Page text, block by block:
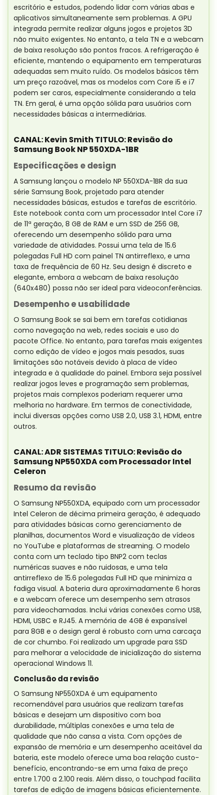
escritório e estudos, podendo lidar com várias abas e
aplicativos simultaneamente sem problemas. A GPU
integrada permite realizar alguns jogos e projetos 3D
não muito exigentes. No entanto, a tela TN e a webcam
de baixa resolução são pontos fracos. A refrigeração é
eficiente, mantendo o equipamento em temperaturas
adequadas sem muito ruído. Os modelos básicos têm
um preço razoável, mas os modelos com Core i5 e i7
podem ser caros, especialmente considerando a tela
TN. Em geral, é uma opção sólida para usuários com
necessidades básicas a intermediárias.
CANAL: Kevin Smith TITULO: Revisão do
Samsung Book NP 550XDA-1BR
Especificações e design
A Samsung lançou o modelo NP 550XDA-1BR da sua
série Samsung Book, projetado para atender
necessidades básicas, estudos e tarefas de escritório.
Este notebook conta com um processador Intel Core i7
de 11ª geração, 8 GB de RAM e um SSD de 256 GB,
oferecendo um desempenho sólido para uma
variedade de atividades. Possui uma tela de 15.6
polegadas Full HD com painel TN antirreflexo, e uma
taxa de frequência de 60 Hz. Seu design é discreto e
elegante, embora a webcam de baixa resolução
(640x480) possa não ser ideal para videoconferências.
Desempenho e usabilidade
O Samsung Book se sai bem em tarefas cotidianas
como navegação na web, redes sociais e uso do
pacote Office. No entanto, para tarefas mais exigentes
como edição de vídeo e jogos mais pesados, suas
limitações são notáveis devido à placa de vídeo
integrada e à qualidade do painel. Embora seja possível
realizar jogos leves e programação sem problemas,
projetos mais complexos poderiam requerer uma
melhoria no hardware. Em termos de conectividade,
inclui diversas opções como USB 2.0, USB 3.1, HDMI, entre
outros.
CANAL: ADR SISTEMAS TITULO: Revisão do
Samsung NP550XDA com Processador Intel
Celeron
Resumo da revisão
O Samsung NP550XDA, equipado com um processador
Intel Celeron de décima primeira geração, é adequado
para atividades básicas como gerenciamento de
planilhas, documentos Word e visualização de vídeos
no YouTube e plataformas de streaming. O modelo
conta com um teclado tipo BNP2 com teclas
numéricas suaves e não ruidosas, e uma tela
antirreflexo de 15.6 polegadas Full HD que minimiza a
fadiga visual. A bateria dura aproximadamente 6 horas
e a webcam oferece um desempenho sem atrasos
para videochamadas. Inclui várias conexões como USB,
HDMI, USBC e RJ45. A memória de 4GB é expansível
para 8GB e o design geral é robusto com uma carcaça
de cor chumbo. Foi realizado um upgrade para SSD
para melhorar a velocidade de inicialização do sistema
operacional Windows 11.
Conclusão da revisão
O Samsung NP550XDA é um equipamento
recomendável para usuários que realizam tarefas
básicas e desejam um dispositivo com boa
durabilidade, múltiplas conexões e uma tela de
qualidade que não cansa a vista. Com opções de
expansão de memória e um desempenho aceitável da
bateria, este modelo oferece uma boa relação custo-
benefício, encontrando-se em uma faixa de preço
entre 1.700 a 2.100 reais. Além disso, o touchpad facilita
tarefas de edição de imagens básicas eficientemente.